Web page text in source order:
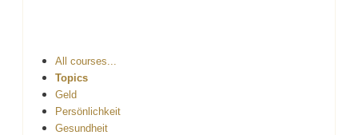
All courses...
Topics
Geld
Persönlichkeit
Gesundheit